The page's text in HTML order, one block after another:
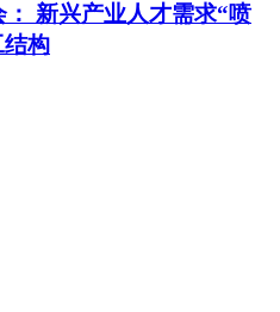
新兴产业人才需求“喷
构